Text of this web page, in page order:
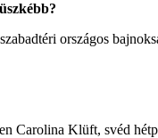
országos
Carolina Klüft, svéd